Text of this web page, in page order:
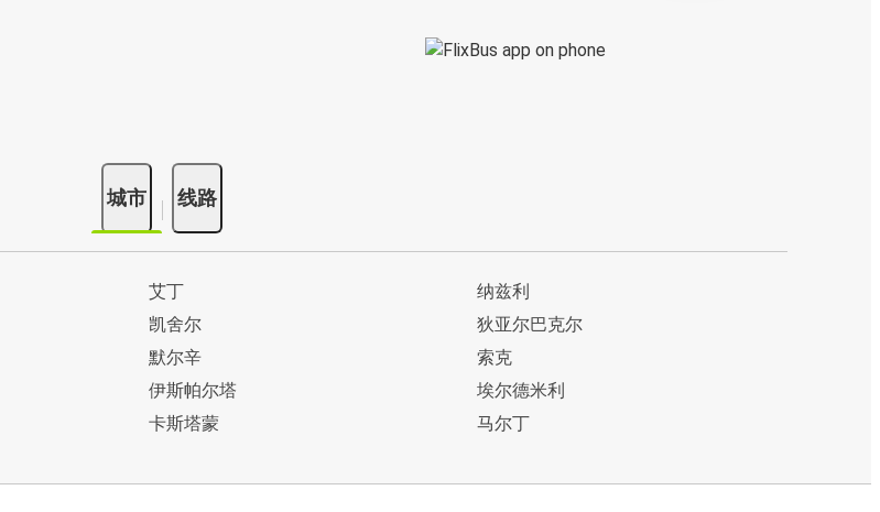
城市 线路
艾丁
凯舍尔
默尔辛
伊斯帕尔塔
卡斯塔蒙
纳兹利
狄亚尔巴克尔
索克
埃尔德米利
马尔丁